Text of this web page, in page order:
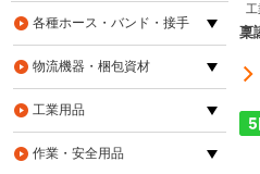
稟
各種ホース・バンド・接手
物流機器・梱包資材
工業用品
作業・安全用品